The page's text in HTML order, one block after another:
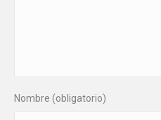
Nombre (obligatorio)